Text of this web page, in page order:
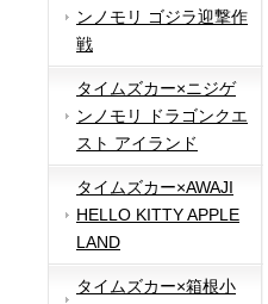
ンノモリ ゴジラ迎撃作
戦
タイムズカー×ニジゲ
ンノモリ ドラゴンクエ
スト アイランド
タイムズカー×AWAJI
HELLO KITTY APPLE
LAND
タイムズカー×箱根小